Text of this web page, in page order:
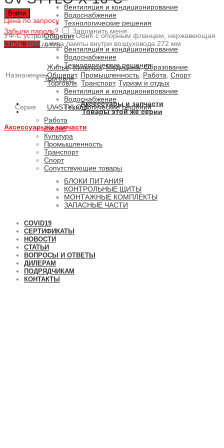
Войти
Забыли пароль? Запомнить меня
0ПУНКТОВ / 0 РУБ.
Вентиляция и кондиционирование
Водоснабжение
Технологические решения
Общепит
Вентиляция и кондиционирование
Водоснабжение
Технологические решения
Торговля
Вентиляция и кондиционирование
Водоснабжение
Технологические решения
Работа
Жилье
Культура
Промышленность
Транспорт
Спорт
Сопутствующие товары
БЛОКИ ПИТАНИЯ
КОНТРОЛЬНЫЕ ЩИТЫ
МОНТАЖНЫЕ КОМПЛЕКТЫ
ЗАПАСНЫЕ ЧАСТИ
COVID19
СЕРТИФИКАТЫ
НОВОСТИ
СТАТЬИ
ВОПРОСЫ И ОТВЕТЫ
ДИЛЕРАМ
ПОДРЯДЧИКАМ
КОНТАКТЫ
Цена по запросу
УФ-С устройство для ОВиК с опорным фланцем, нержавеющая
сталь, 16W, длина лампы внутри воздуховода 272 мм
Назначение
Жилье,Культура,Медицина,Образование
Общепит, Промышленность Работа Спорт,
Торговля Транспорт, Туризм и отдых
Серия UV-STYLO-XАксессуары и запчасти
Товары этой же серии
Аксессуары и запчасти